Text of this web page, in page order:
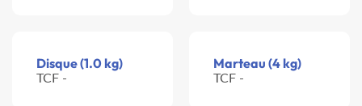
Disque (1.0 kg)
TCF -
Marteau (4 kg)
TCF -